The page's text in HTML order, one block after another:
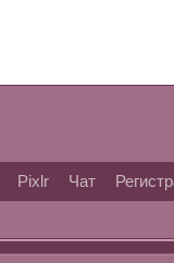
Pixlr Чат